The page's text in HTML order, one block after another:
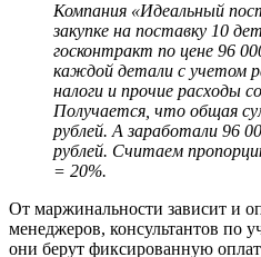
Компания «Идеальный
закупке на поставку 10
госконтракт по цене 96
каждой детали с учетом
налоги и прочие расходы
Получается, что общая
рублей. А заработали 96
рублей. Считаем
= 20%.
От маржинальности зависит и
менеджеров, консультантов по
они берут фиксированную